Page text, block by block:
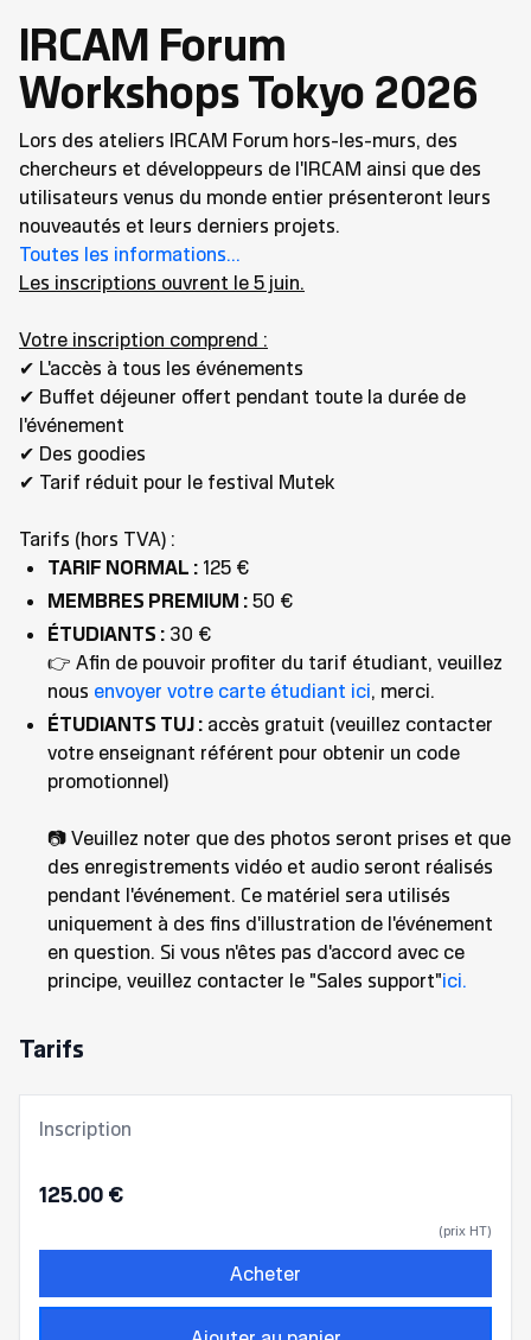
IRCAM Forum
Workshops Tokyo 2026
Lors des ateliers IRCAM Forum hors-les-murs, des
chercheurs et développeurs de l'IRCAM ainsi que des
utilisateurs venus du monde entier présenteront leurs
nouveautés et leurs derniers projets.
Toutes les informations...
Les inscriptions ouvrent le 5 juin.
Votre inscription comprend :
✔ L'accès à tous les événements
✔ Buffet déjeuner offert pendant toute la durée de
l'événement
✔ Des goodies
✔ Tarif réduit pour le festival Mutek
Tarifs (hors TVA) :
TARIF NORMAL : 125 €
MEMBRES PREMIUM : 50 €
ÉTUDIANTS : 30 €
👉 Afin de pouvoir profiter du tarif étudiant, veuillez
nous envoyer votre carte étudiant ici, merci.
ÉTUDIANTS TUJ : accès gratuit (veuillez contacter
votre enseignant référent pour obtenir un code
promotionnel)
📷 Veuillez noter que des photos seront prises et que
des enregistrements vidéo et audio seront réalisés
pendant l'événement. Ce matériel sera utilisés
uniquement à des fins d'illustration de l'événement
en question. Si vous n'êtes pas d'accord avec ce
principe, veuillez contacter le "Sales support"ici.
Tarifs
Inscription
125.00 €
(prix HT)
Acheter